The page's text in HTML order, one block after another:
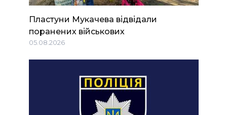
Пластуни Мукачева відвідали
поранених військових
05.08.2026